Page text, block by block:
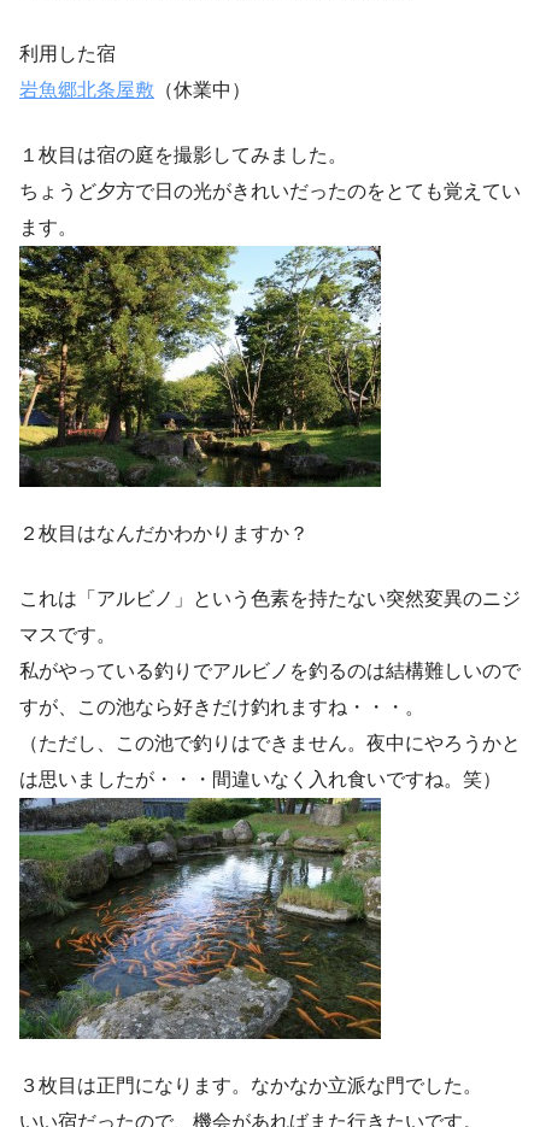
利用した宿
岩魚郷北条屋敷 （休業中）
１枚目は宿の庭を撮影してみました。
ちょうど夕方で日の光がきれいだったのをとても覚えてい
ます。
２枚目はなんだかわかりますか？
これは「アルビノ」という色素を持たない突然変異のニジ
マスです。
私がやっている釣りでアルビノを釣るのは結構難しいので
すが、この池なら好きだけ釣れますね・・・。
（ただし、この池で釣りはできません。夜中にやろうかと
は思いましたが・・・間違いなく入れ食いですね。笑）
３枚目は正門になります。なかなか立派な門でした。
いい宿だったので、機会があればまた行きたいです。